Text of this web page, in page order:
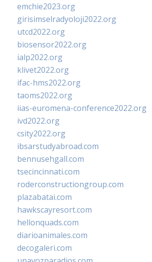
emchie2023.org
girisimselradyoloji2022.org
utcd2022.org
biosensor2022.org
ialp2022.org
klivet2022.org
ifac-hms2022.org
taoms2022.org
iias-euromena-conference2022.org
ivd2022.org
csity2022.org
ibsarstudyabroad.com
bennusehgall.com
tsecincinnati.com
roderconstructiongroup.com
plazabatai.com
hawkscayresort.com
hellonquads.com
diarioanimales.com
decogaleri.com